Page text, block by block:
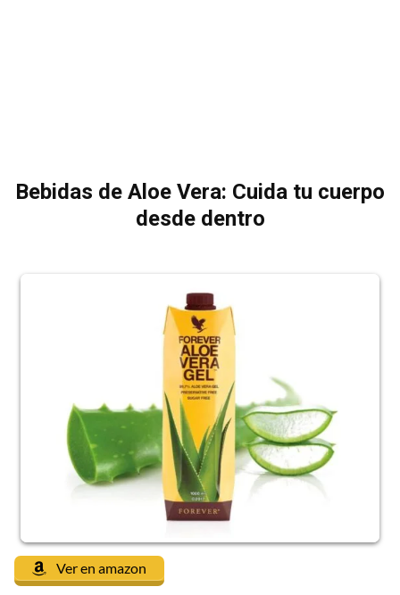
Bebidas de Aloe Vera: Cuida tu cuerpo
desde dentro
Ver en amazon